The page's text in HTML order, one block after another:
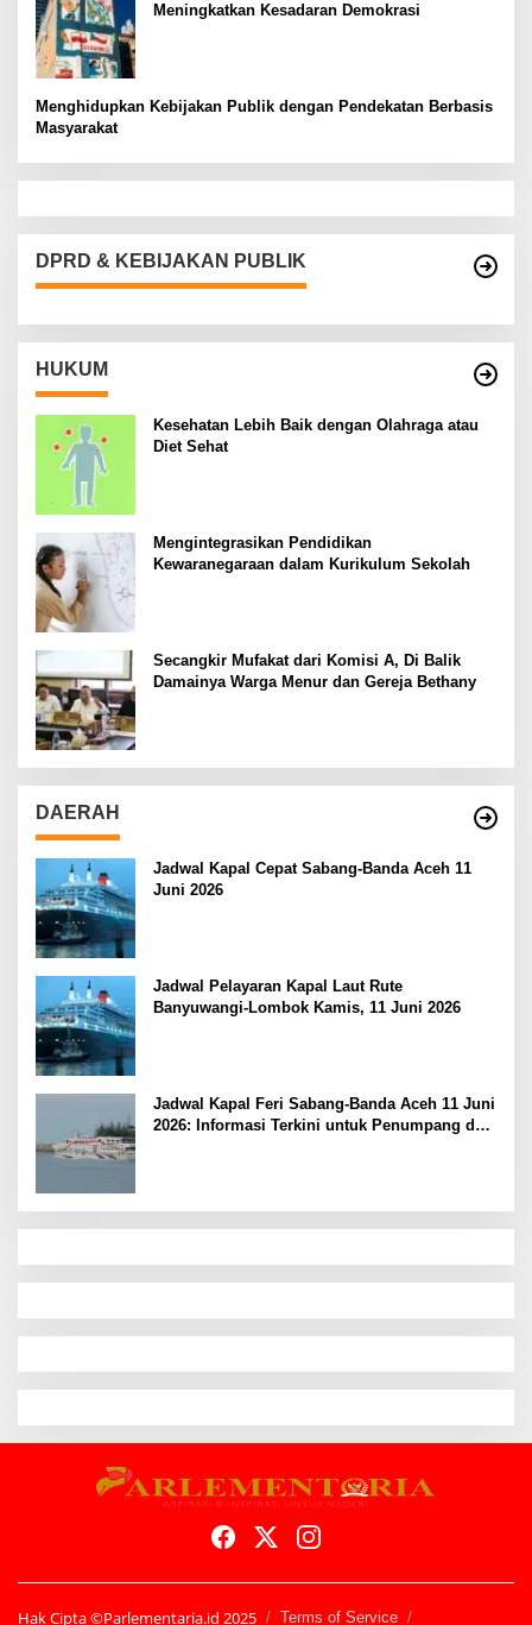
Meningkatkan Kesadaran Demokrasi
Menghidupkan Kebijakan Publik dengan Pendekatan Berbasis
Masyarakat
DPRD & KEBIJAKAN PUBLIK
HUKUM
Kesehatan Lebih Baik dengan Olahraga atau
Diet Sehat
Mengintegrasikan Pendidikan
Kewaranegaraan dalam Kurikulum Sekolah
Secangkir Mufakat dari Komisi A, Di Balik
Damainya Warga Menur dan Gereja Bethany
DAERAH
Jadwal Kapal Cepat Sabang-Banda Aceh 11
Juni 2026
Jadwal Pelayaran Kapal Laut Rute
Banyuwangi-Lombok Kamis, 11 Juni 2026
Jadwal Kapal Feri Sabang-Banda Aceh 11 Juni
2026: Informasi Terkini untuk Penumpang dan
Hak Cipta ©Parlementaria.id 2025 Terms of Service